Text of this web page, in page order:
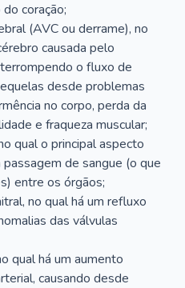
coração;
(AVC ou derrame), no
causada pelo
o fluxo de
desde problemas
no corpo, perda da
e fraqueza muscular;
qual o principal aspecto
de sangue (o que
entre os órgãos;
no qual há um refluxo
das válvulas
qual há um aumento
causando desde